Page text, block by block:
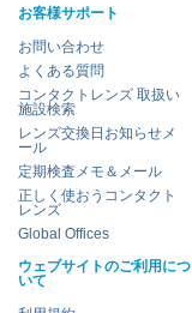
お客様サポート
お問い合わせ
よくある質問
コンタクトレンズ 取扱い
施設検索
レンズ交換日お知らせメ
ール
定期検査メモ＆メール
正しく使おうコンタクト
レンズ
Global Offices
ウェブサイトのご利用につ
いて